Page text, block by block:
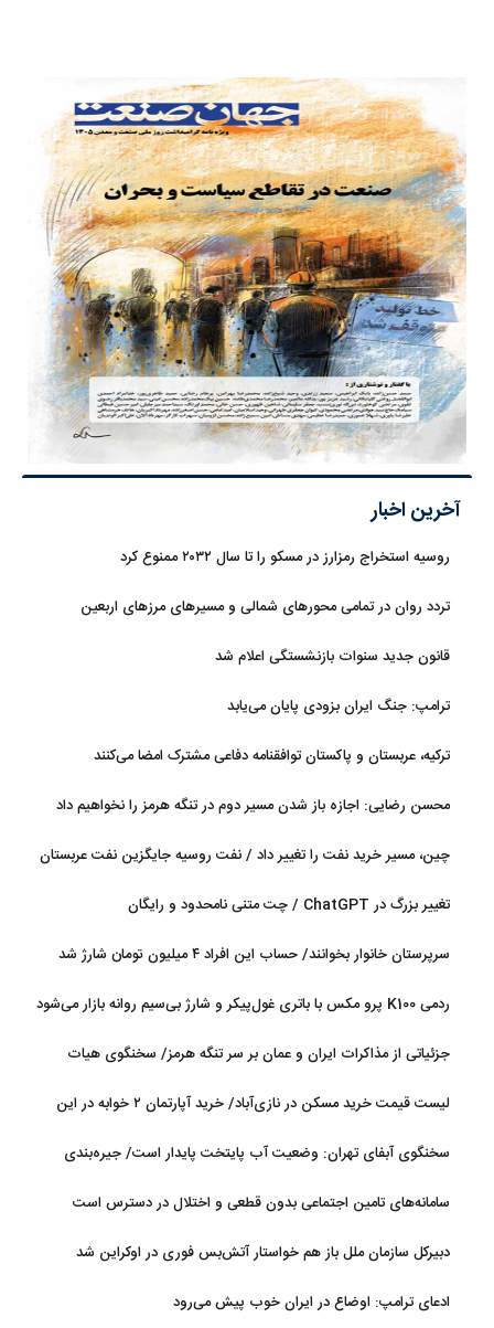
آخرین اخبار
روسیه استخراج رمزارز در مسکو را تا سال ۲۰۳۲ ممنوع کرد
تردد روان در تمامی محورهای شمالی و مسیرهای مرزهای اربعین
قانون جدید سنوات بازنشستگی اعلام شد
ترامپ: جنگ ایران بزودی پایان می‌یابد
ترکیه، عربستان و پاکستان توافقنامه دفاعی مشترک امضا می‌کنند
محسن رضایی: اجازه باز شدن مسیر دوم در تنگه هرمز را نخواهیم داد
چین، مسیر خرید نفت را تغییر داد / نفت روسیه جایگزین نفت عربستان
تغییر بزرگ در ChatGPT / چت متنی نامحدود و رایگان
سرپرستان خانوار بخوانند/ حساب این افراد ۴ میلیون تومان شارژ شد
ردمی K100 پرو مکس با باتری غول‌پیکر و شارژ بی‌سیم روانه بازار می‌شود
جزئیاتی از مذاکرات ایران و عمان بر سر تنگه هرمز/ سخنگوی هیات
لیست قیمت خرید مسکن در نازی‌آباد/ خرید آپارتمان ۲ خوابه در این
سخنگوی آبفای تهران: وضعیت آب پایتخت پایدار است/ جیره‌بندی
سامانه‌های تامین اجتماعی بدون قطعی و اختلال در دسترس است
دبیرکل سازمان ملل باز هم خواستار آتش‌بس فوری در اوکراین شد
ادعای ترامپ: اوضاع در ایران خوب پیش می‌رود